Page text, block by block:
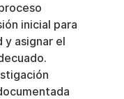
inicial para
y asignar el